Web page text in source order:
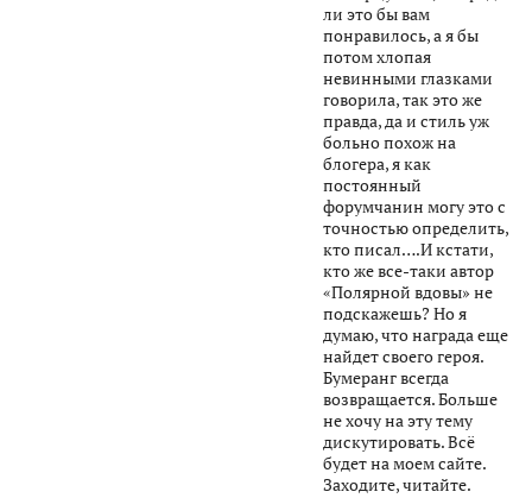
ли это бы вам
понравилось, а я бы
потом хлопая
невинными глазками
говорила, так это же
правда, да и стиль уж
больно похож на
блогера, я как
постоянный
форумчанин могу это с
точностью определить,
кто писал….И кстати,
кто же все-таки автор
«Полярной вдовы» не
подскажешь? Но я
думаю, что награда еще
найдет своего героя.
Бумеранг всегда
возвращается. Больше
не хочу на эту тему
дискутировать. Всё
будет на моем сайте.
Заходите, читайте.